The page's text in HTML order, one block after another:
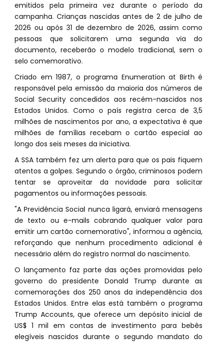
emitidos pela primeira vez durante o período da
campanha. Crianças nascidas antes de 2 de julho de
2026 ou após 31 de dezembro de 2026, assim como
pessoas que solicitarem uma segunda via do
documento, receberão o modelo tradicional, sem o
selo comemorativo.
Criado em 1987, o programa Enumeration at Birth é
responsável pela emissão da maioria dos números de
Social Security concedidos aos recém-nascidos nos
Estados Unidos. Como o país registra cerca de 3,5
milhões de nascimentos por ano, a expectativa é que
milhões de famílias recebam o cartão especial ao
longo dos seis meses da iniciativa.
A SSA também fez um alerta para que os pais fiquem
atentos a golpes. Segundo o órgão, criminosos podem
tentar se aproveitar da novidade para solicitar
pagamentos ou informações pessoais.
"A Previdência Social nunca ligará, enviará mensagens
de texto ou e-mails cobrando qualquer valor para
emitir um cartão comemorativo", informou a agência,
reforçando que nenhum procedimento adicional é
necessário além do registro normal do nascimento.
O lançamento faz parte das ações promovidas pelo
governo do presidente Donald Trump durante as
comemorações dos 250 anos da independência dos
Estados Unidos. Entre elas está também o programa
Trump Accounts, que oferece um depósito inicial de
US$ 1 mil em contas de investimento para bebês
elegíveis nascidos durante o segundo mandato do